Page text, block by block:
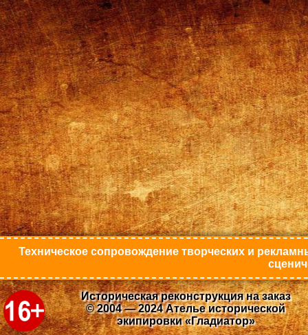
Техническое сопровождение творческих и
Историческая реконструкция на заказ
© 2004 — 2024 Ателье исторической
экипировки «Гладиатор»